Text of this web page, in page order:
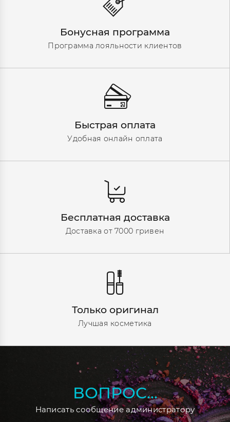
Бонусная программа
Программа лояльности клиентов
Быстрая оплата
Удобная онлайн оплата
Бесплатная доставка
Доставка от 7000 гривен
Только оригинал
Лучшая косметика
ВОПРОС...
Написать сообщение администратору